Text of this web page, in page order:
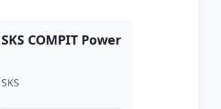
SKS COMPIT Power
SKS